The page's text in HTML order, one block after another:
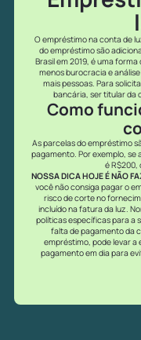
O empréstimo na conta de
do empréstimo são
Brasil em 2019, é uma
menos burocracia e
mais pessoas. Para
bancária, ser titular da
Como
As parcelas do empréstimo
pagamento. Por exemplo, se
é R$200,
NOSSA DICA HOJE É NÃO
você não consiga pagar o
risco de corte no
incluído na fatura da luz.
políticas específicas para a
falta de pagamento da
empréstimo, pode levar
pagamento em dia para